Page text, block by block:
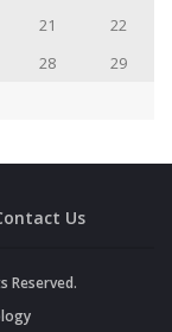
21
22
28
29
Us
Reserved.